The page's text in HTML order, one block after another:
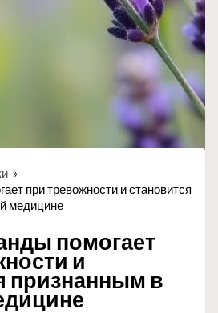
при тревожности и становится
медицине
помогает
и
признанным в